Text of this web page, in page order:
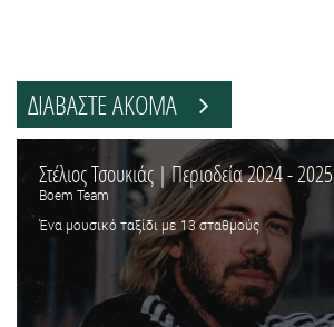
ΔΙΑΒΑΣΤΕ ΑΚΟΜΑ
Στέλιος Τσουκιάς | Περιοδεία 2024 - 2025
Boem Team
Ένα μουσικό ταξίδι με 13 σταθμούς